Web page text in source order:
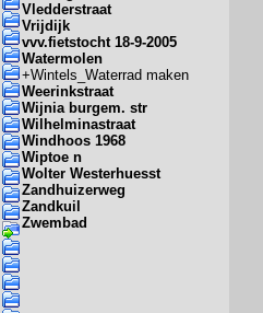
Vledderstraat
Vrijdijk
vvv.fietstocht 18-9-2005
Watermolen
+Wintels_Waterrad maken
Weerinkstraat
Wijnia burgem. str
Wilhelminastraat
Windhoos 1968
Wiptoe n
Wolter Westerhuesst
Zandhuizerweg
Zandkuil
Zwembad